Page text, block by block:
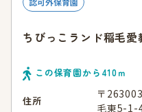
ちびっこランド稲毛愛
この保育園から 410ｍ
住所
〒
毛東5-1-